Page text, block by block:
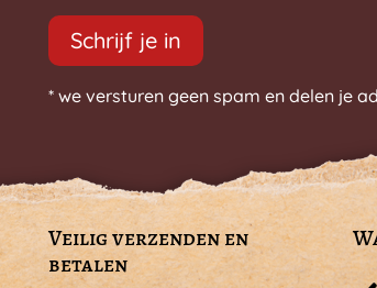
Schrijf je in
* we versturen geen spam en delen je
Veilig verzenden en
betalen